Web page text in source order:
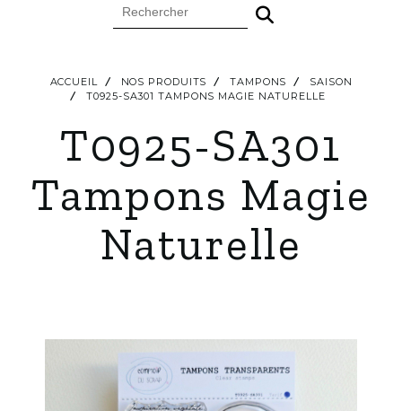
ACCUEIL NOS PRODUITS TAMPONS
SAISON
T0925-SA301 TAMPONS MAGIE NATURELLE
T0925-SA301
Tampons Magie
Naturelle